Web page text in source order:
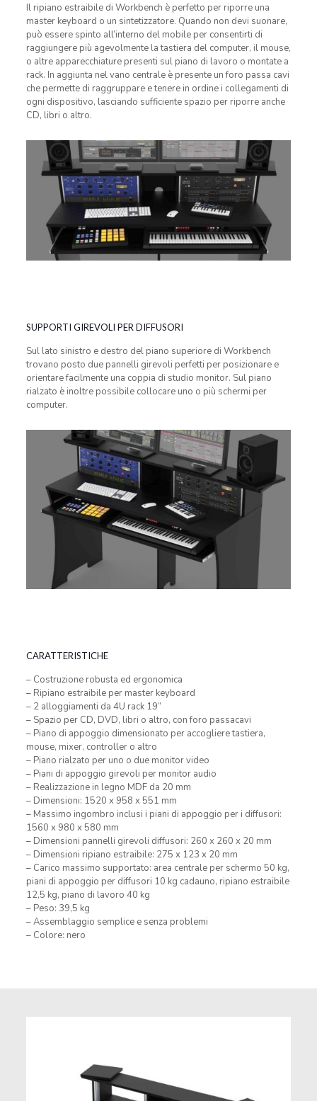
Il ripiano estraibile di Workbench è perfetto per riporre una
master keyboard o un sintetizzatore. Quando non devi suonare,
può essere spinto all’interno del mobile per consentirti di
raggiungere più agevolmente la tastiera del computer, il mouse,
o altre apparecchiature presenti sul piano di lavoro o montate a
rack. In aggiunta nel vano centrale è presente un foro passa cavi
che permette di raggruppare e tenere in ordine i collegamenti di
ogni dispositivo, lasciando sufficiente spazio per riporre anche
CD, libri o altro.
SUPPORTI GIREVOLI PER DIFFUSORI
Sul lato sinistro e destro del piano superiore di Workbench
trovano posto due pannelli girevoli perfetti per posizionare e
orientare facilmente una coppia di studio monitor. Sul piano
rialzato è inoltre possibile collocare uno o più schermi per
computer.
CARATTERISTICHE
– Costruzione robusta ed ergonomica
– Ripiano estraibile per master keyboard
– 2 alloggiamenti da 4U rack 19”
– Spazio per CD, DVD, libri o altro, con foro passacavi
– Piano di appoggio dimensionato per accogliere tastiera,
mouse, mixer, controller o altro
– Piano rialzato per uno o due monitor video
– Piani di appoggio girevoli per monitor audio
– Realizzazione in legno MDF da 20 mm
– Dimensioni: 1520 x 958 x 551 mm
– Massimo ingombro inclusi i piani di appoggio per i diffusori:
1560 x 980 x 580 mm
– Dimensioni pannelli girevoli diffusori: 260 x 260 x 20 mm
– Dimensioni ripiano estraibile: 275 x 123 x 20 mm
– Carico massimo supportato: area centrale per schermo 50 kg,
piani di appoggio per diffusori 10 kg cadauno, ripiano estraibile
12,5 kg, piano di lavoro 40 kg
– Peso: 39,5 kg
– Assemblaggio semplice e senza problemi
– Colore: nero